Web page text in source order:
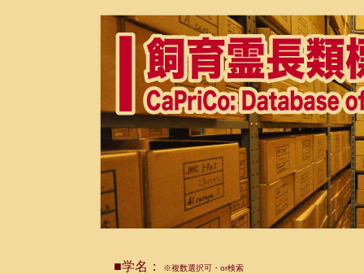
■学名： ※複数選択可・or検索